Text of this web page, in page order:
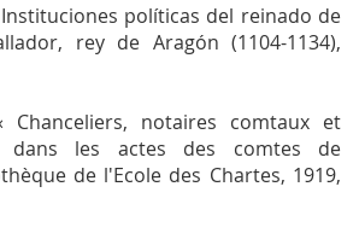
Instituciones políticas del reinado de
rey de Aragón (1104-1134),
« Chanceliers, notaires comtaux et
dans les actes des comtes de
de l'Ecole des Chartes, 1919,